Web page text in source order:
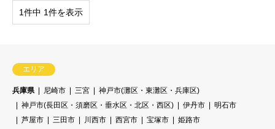
1件中 1件を表示
エリア
兵庫県 尼崎市 三宮
神戸市(灘区・東灘区・兵庫区)
神戸市(長田区・須磨区・垂水区・北区・西区)
伊丹市
明石市
芦屋市
三田市 川西市 西宮市 宝塚市
姫路市